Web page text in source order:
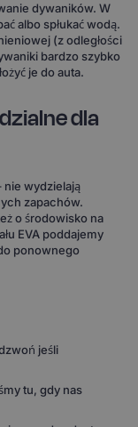
dywaników. W
albo spłukać wodą.
(z odległości
bardzo szybko
je do auta.
dla
nie wydzielają
zapachów.
o środowisko na
EVA poddajemy
ponownego
jeśli
tu, gdy nas